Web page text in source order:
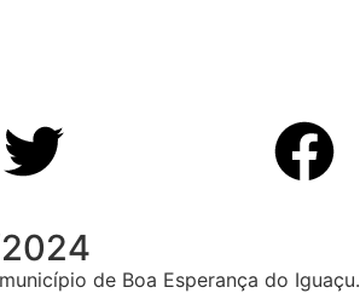
2024
de Boa Esperança do Iguaçu.